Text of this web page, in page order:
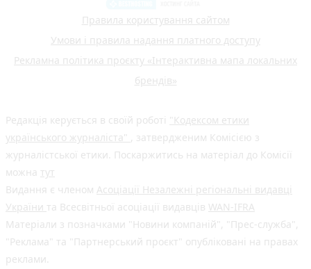
Правила користування сайтом
Умови і правила надання платного доступу
Рекламна політика проєкту «Інтерактивна мапа локальних
брендів»
Редакція керується в своїй роботі "Кодексом етики
українського журналіста" , затвердженим Комісією з
журналістської етики. Поскаржитись на матеріал до Комісії
можна тут
Видання є членом Асоціації Незалежні регіональні видавці
України та Всесвітньої асоціації видавців WAN-IFRA
Матеріали з позначками "Новини компаній", "Прес-служба",
"Реклама" та "Партнерський проєкт" опубліковані на правах
реклами.